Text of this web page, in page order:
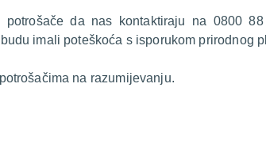
potrošače da nas kontaktiraju na 0800
imali poteškoća s isporukom prirodnog
na razumijevanju.